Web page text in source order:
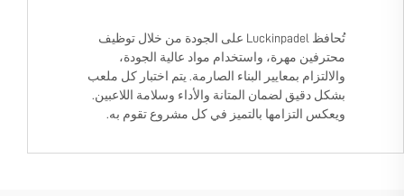
تُحافظ Luckinpadel على الجودة من خلال توظيف
محترفين مهرة، واستخدام مواد عالية الجودة،
والالتزام بمعايير البناء الصارمة. يتم اختبار كل ملعب
بشكل دقيق لضمان المتانة والأداء وسلامة اللاعبين.
ويعكس التزامها بالتميز في كل مشروع تقوم به.